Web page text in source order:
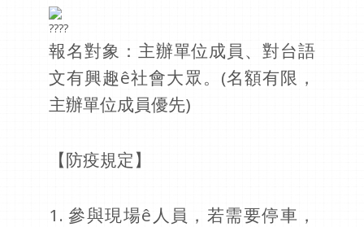
報名對象：主辦單位成員、對台語
文有興趣ê社會大眾。(名額有限，
主辦單位成員優先)
【防疫規定】
1. 參與現場ê人員，若需要停車，